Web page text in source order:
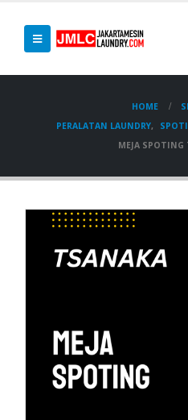
HOME
PERALATAN LAUNDRY,
MEJA SPOTING